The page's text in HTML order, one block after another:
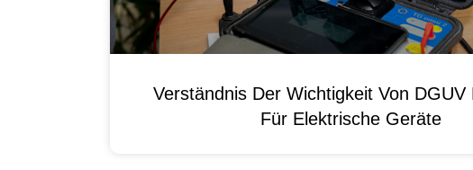
Verständnis Der Wichtigkeit Von DGUV
Für Elektrische Geräte